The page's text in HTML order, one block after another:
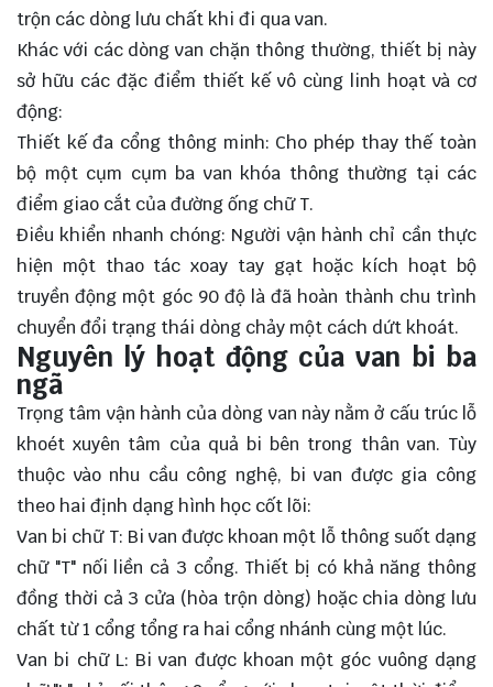
trộn các dòng lưu chất khi đi qua van.
Khác với các dòng van chặn thông thường, thiết bị này
sở hữu các đặc điểm thiết kế vô cùng linh hoạt và cơ
động:
Thiết kế đa cổng thông minh: Cho phép thay thế toàn
bộ một cụm cụm ba van khóa thông thường tại các
điểm giao cắt của đường ống chữ T.
Điều khiển nhanh chóng: Người vận hành chỉ cần thực
hiện một thao tác xoay tay gạt hoặc kích hoạt bộ
truyền động một góc 90 độ là đã hoàn thành chu trình
chuyển đổi trạng thái dòng chảy một cách dứt khoát.
Nguyên lý hoạt động của van bi ba
ngã
Trọng tâm vận hành của dòng van này nằm ở cấu trúc lỗ
khoét xuyên tâm của quả bi bên trong thân van. Tùy
thuộc vào nhu cầu công nghệ, bi van được gia công
theo hai định dạng hình học cốt lõi:
Van bi chữ T: Bi van được khoan một lỗ thông suốt dạng
chữ "T" nối liền cả 3 cổng. Thiết bị có khả năng thông
đồng thời cả 3 cửa (hòa trộn dòng) hoặc chia dòng lưu
chất từ 1 cổng tổng ra hai cổng nhánh cùng một lúc.
Van bi chữ L: Bi van được khoan một góc vuông dạng